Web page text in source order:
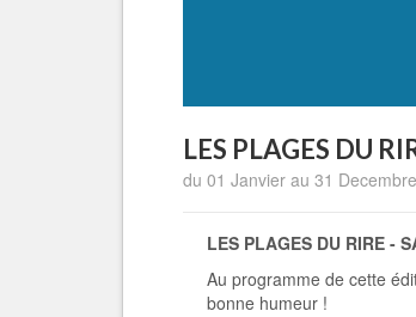
LES PLAGES DU
du 01 Janvier au 31
LES PLAGES DU RIRE -
Au programme de cette
bonne humeur !